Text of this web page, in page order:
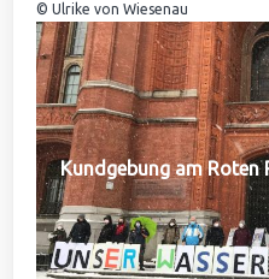
© Ulrike von Wiesenau
Kundgebung am Roten